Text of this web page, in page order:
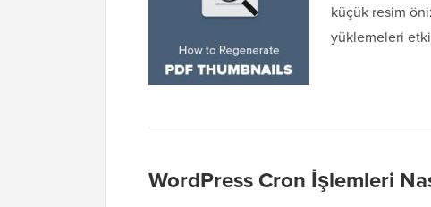
küçük resim
yüklemeleri
WordPress Cron İşlemleri